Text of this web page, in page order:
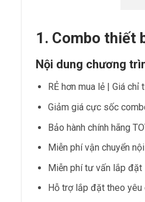
1. Combo thiết
Nội dung chương
RẺ hơn mua lẻ | Giá chỉ
Giảm giá cực sốc
Bảo hành chính hãng
Miễn phí vận chuyển
Miễn phí tư vấn lắp đặt
Hỗ trợ lắp đặt theo